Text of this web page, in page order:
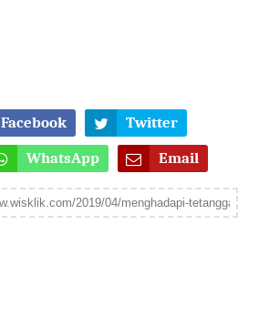
Facebook Twitter
WhatsApp Email